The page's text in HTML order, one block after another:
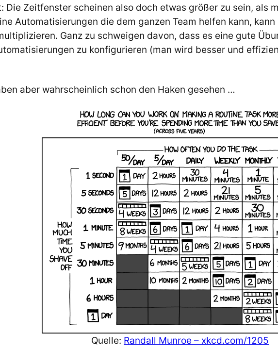
Die Zeitfenster scheinen also doch etwas größer zu sein, als
Automatisierungen die dem ganzen Team helfen kann,
Ganz zu schweigen davon, dass es eine gute
zu konfigurieren (man wird besser und
aber wahrscheinlich schon den Haken gesehen …
Quelle: Randall Munroe – xkcd.com/1205